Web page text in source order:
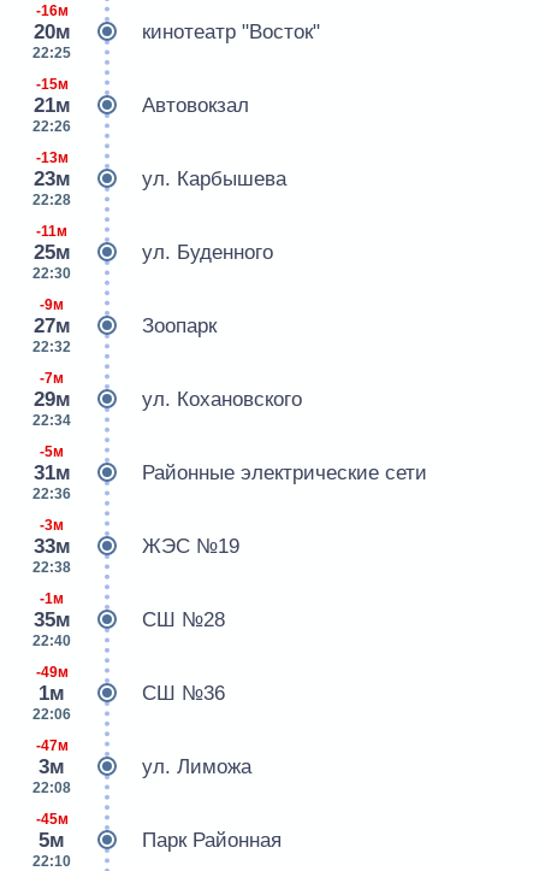
-16м
20м
22:25
кинотеатр "Восток"
-15м
21м
22:26
Автовокзал
-13м
23м
22:28
ул. Карбышева
-11м
25м
22:30
ул. Буденного
-9м
27м
22:32
Зоопарк
-7м
29м
22:34
ул. Кохановского
-5м
31м
22:36
Районные электрические сети
-3м
33м
22:38
ЖЭС №19
-1м
35м
22:40
СШ №28
-49м
1м
22:06
СШ №36
-47м
3м
22:08
ул. Лиможа
-45м
5м
22:10
Парк Районная